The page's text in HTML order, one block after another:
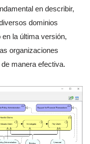
en describir,
dominios
la última versión,
organizaciones
manera efectiva.